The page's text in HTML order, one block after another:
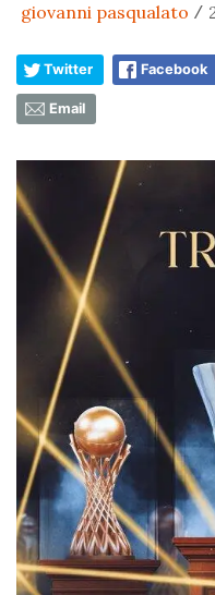
giovanni pasqualato /
Twitter Facebook
Email